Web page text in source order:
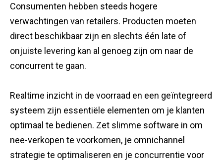
Consumenten hebben steeds hogere
verwachtingen van retailers. Producten moeten
direct beschikbaar zijn en slechts één late of
onjuiste levering kan al genoeg zijn om naar de
concurrent te gaan.
Realtime inzicht in de voorraad en een geïntegreerd
systeem zijn essentiële elementen om je klanten
optimaal te bedienen. Zet slimme software in om
nee-verkopen te voorkomen, je omnichannel
strategie te optimaliseren en je concurrentie voor